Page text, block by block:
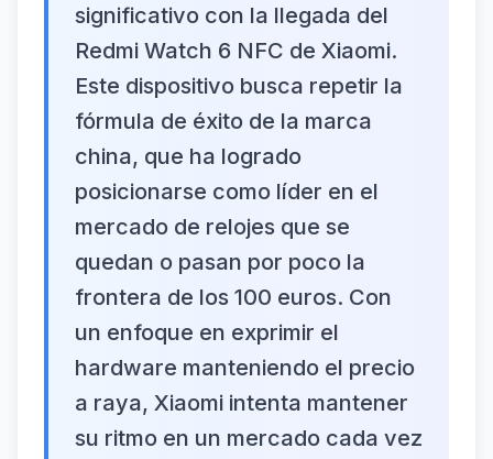
significativo con la llegada del
Redmi Watch 6 NFC de Xiaomi.
Este dispositivo busca repetir la
fórmula de éxito de la marca
china, que ha logrado
posicionarse como líder en el
mercado de relojes que se
quedan o pasan por poco la
frontera de los 100 euros. Con
un enfoque en exprimir el
hardware manteniendo el precio
a raya, Xiaomi intenta mantener
su ritmo en un mercado cada vez